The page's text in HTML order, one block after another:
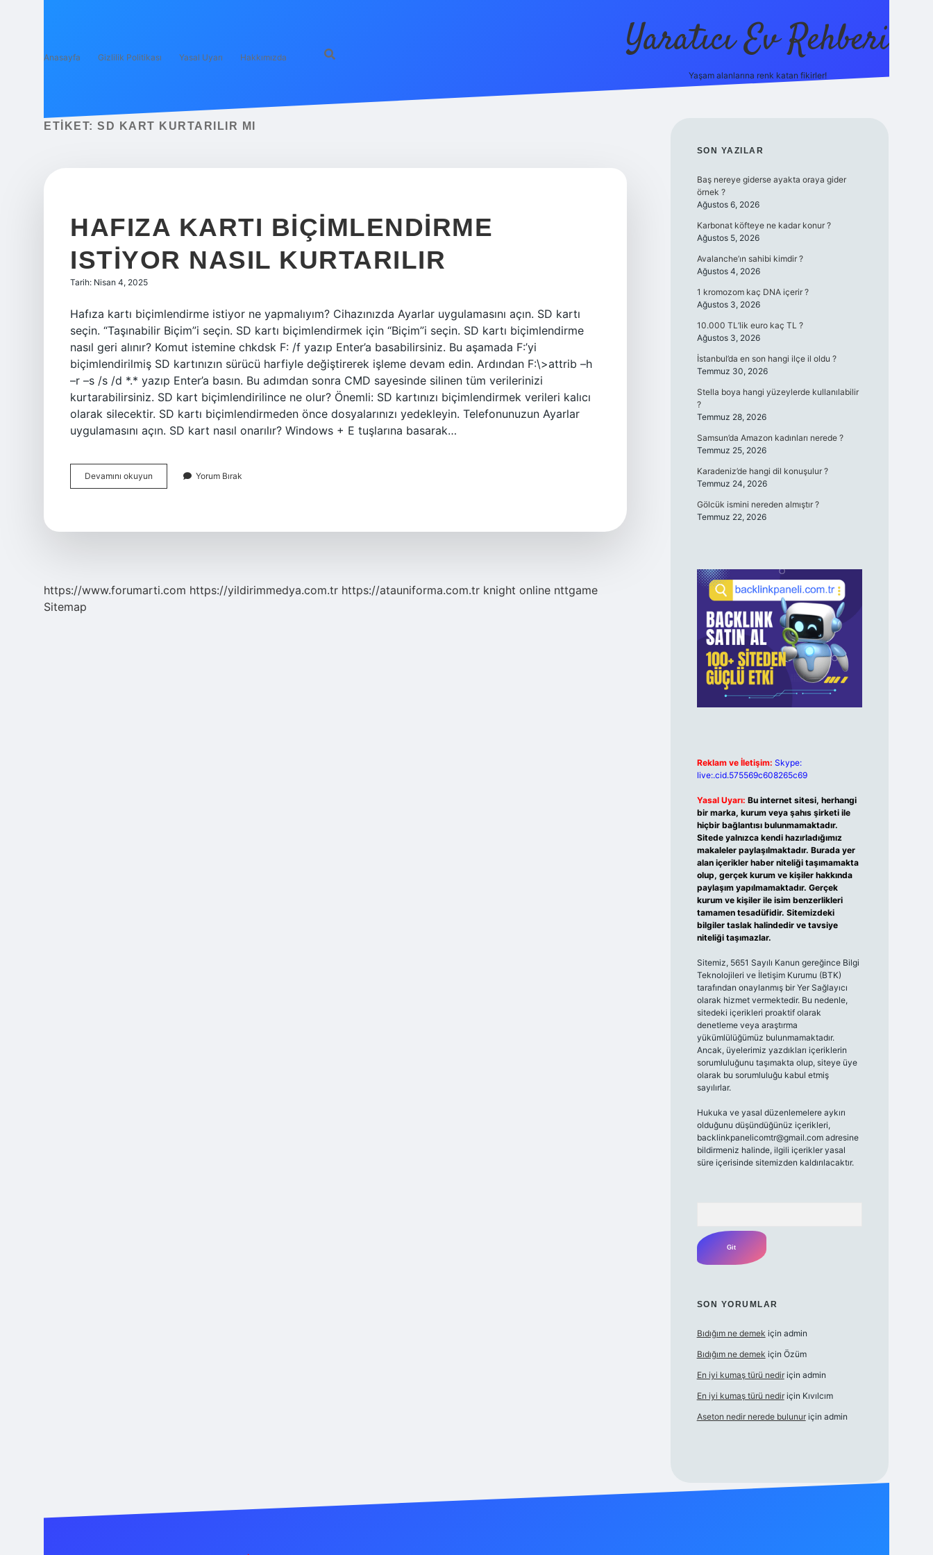
Anasayfa Gizlilik Politikası Yasal Uyarı Hakkımızda Yaratıcı Ev Rehberi
Yaşam alanlarına renk katan fikirler!
ETIKET: SD KART KURTARILIR MI
HAFIZA KARTI BIÇIMLENDIRME
ISTIYOR NASIL KURTARILIR
Tarih: Nisan 4, 2025
Hafıza kartı biçimlendirme istiyor ne yapmalıyım? Cihazınızda Ayarlar uygulamasını açın. SD kartı
seçin. “Taşınabilir Biçim”i seçin. SD kartı biçimlendirmek için “Biçim”i seçin. SD kartı biçimlendirme
nasıl geri alınır? Komut istemine chkdsk F: /f yazıp Enter’a basabilirsiniz. Bu aşamada F:’yi
biçimlendirilmiş SD kartınızın sürücü harfiyle değiştirerek işleme devam edin. Ardından F:\>attrib –h
–r –s /s /d *.* yazıp Enter’a basın. Bu adımdan sonra CMD sayesinde silinen tüm verilerinizi
kurtarabilirsiniz. SD kart biçimlendirilince ne olur? Önemli: SD kartınızı biçimlendirmek verileri kalıcı
olarak silecektir. SD kartı biçimlendirmeden önce dosyalarınızı yedekleyin. Telefonunuzun Ayarlar
uygulamasını açın. SD kart nasıl onarılır? Windows + E tuşlarına basarak…
Devamını okuyun
Kartı
Yorum Bırak
https://www.forumarti.com https://yildirimmedya.com.tr https://atauniforma.com.tr knight online nttgame
Sitemap
SIDEBAR
SON YAZILAR
Baş nereye giderse ayakta oraya gider
örnek ?
Ağustos 6, 2026
Karbonat köfteye ne kadar konur ?
Ağustos 5, 2026
Avalanche’ın sahibi kimdir ?
Ağustos 4, 2026
1 kromozom kaç DNA içerir ?
Ağustos 3, 2026
10.000 TL’lik euro kaç TL ?
Ağustos 3, 2026
İstanbul’da en son hangi ilçe il oldu ?
Temmuz 30, 2026
Stella boya hangi yüzeylerde kullanılabilir
?
Temmuz 28, 2026
Samsun’da Amazon kadınları nerede ?
Temmuz 25, 2026
Karadeniz’de hangi dil konuşulur ?
Temmuz 24, 2026
Gölcük ismini nereden almıştır ?
Temmuz 22, 2026
Reklam ve İletişim: Skype:
live:.cid.575569c608265c69
Yasal Uyarı: Bu internet sitesi, herhangi
bir marka, kurum veya şahıs şirketi ile
hiçbir bağlantısı bulunmamaktadır.
Sitede yalnızca kendi hazırladığımız
makaleler paylaşılmaktadır. Burada yer
alan içerikler haber niteliği taşımamakta
olup, gerçek kurum ve kişiler hakkında
paylaşım yapılmamaktadır. Gerçek
kurum ve kişiler ile isim benzerlikleri
tamamen tesadüfidir. Sitemizdeki
bilgiler taslak halindedir ve tavsiye
niteliği taşımazlar.
Sitemiz, 5651 Sayılı Kanun gereğince Bilgi
Teknolojileri ve İletişim Kurumu (BTK)
tarafından onaylanmış bir Yer Sağlayıcı
olarak hizmet vermektedir. Bu nedenle,
sitedeki içerikleri proaktif olarak
denetleme veya araştırma
yükümlülüğümüz bulunmamaktadır.
Ancak, üyelerimiz yazdıkları içeriklerin
sorumluluğunu taşımakta olup, siteye üye
olarak bu sorumluluğu kabul etmiş
sayılırlar.
Hukuka ve yasal düzenlemelere aykırı
olduğunu düşündüğünüz içerikleri,
backlinkpanelicomtr@gmail.comadresine
bildirmeniz halinde, ilgili içerikler yasal
süre içerisinde sitemizden kaldırılacaktır.
SON YORUMLAR
Bıdığım ne demek için admin
Bıdığım ne demek için Özüm
En iyi kumaş türü nediriçin admin
En iyi kumaş türü nediriçin Kıvılcım
Aseton nedir nerede bulunuriçin admin